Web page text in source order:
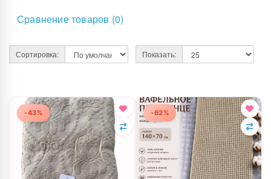
Сравнение товаров (0)
Сортировка: Показать:
-43% -62%